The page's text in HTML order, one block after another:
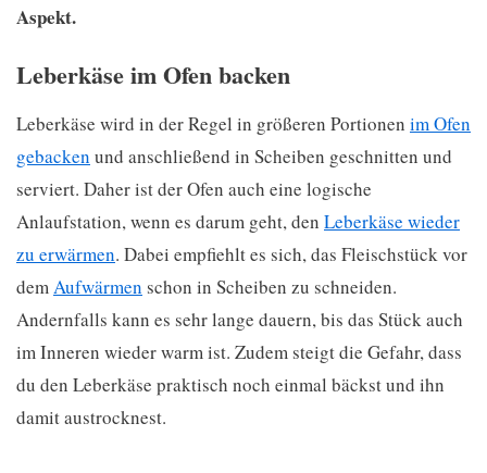
Aspekt.
Leberkäse im Ofen backen
Leberkäse wird in der Regel in größeren Portionen im Ofen
gebacken und anschließend in Scheiben geschnitten und
serviert. Daher ist der Ofen auch eine logische
Anlaufstation, wenn es darum geht, den Leberkäse wieder
zu erwärmen. Dabei empfiehlt es sich, das Fleischstück vor
demAufwärmen schon in Scheiben zu schneiden.
Andernfalls kann es sehr lange dauern, bis das Stück auch
im Inneren wieder warm ist. Zudem steigt die Gefahr, dass
du den Leberkäse praktisch noch einmal bäckst und ihn
damit austrocknest.